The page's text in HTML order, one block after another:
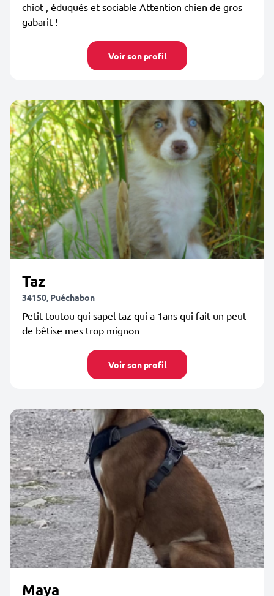
chiot , éduqués et sociable Attention chien de gros
gabarit !
Voir son profil
Taz
34150, Puéchabon
Petit toutou qui sapel taz qui a 1ans qui fait un peut
de bêtise mes trop mignon
Voir son profil
Maya